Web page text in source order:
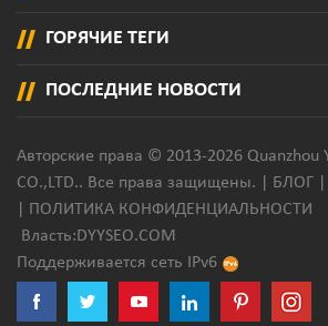
ГОРЯЧИЕ ТЕГИ
ПОСЛЕДНИЕ НОВОСТИ
Авторские права © 2013-2026 Quanzhou
CO.,LTD.. Все права защищены. | БЛОГ
ПОЛИТИКА КОНФИДЕНЦИАЛЬНОСТИ
Власть:DYYSEO.COM
Поддерживается сеть IPv6